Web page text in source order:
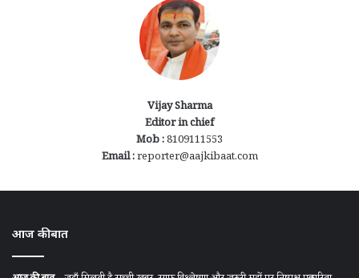
Vijay Sharma
Editor in chief
Mob :8109111553
Email :reporter@aajkibaat.com
आज की बात